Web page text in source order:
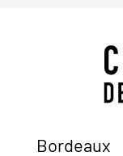
Bordeaux